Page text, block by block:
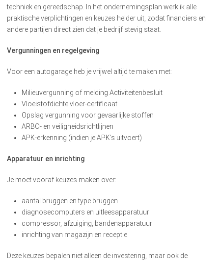
techniek en gereedschap. In het ondernemingsplan werk ik alle
praktische verplichtingen en keuzes helder uit, zodat financiers en
andere partijen direct zien dat je bedrijf stevig staat.
Vergunningen en regelgeving
Voor een autogarage heb je vrijwel altijd te maken met:
Milieuvergunning of melding Activiteitenbesluit
Vloeistofdichte vloer-certificaat
Opslag vergunning voor gevaarlijke stoffen
ARBO- en veiligheidsrichtlijnen
APK-erkenning (indien je APK’s uitvoert)
Apparatuur en inrichting
Je moet vooraf keuzes maken over:
aantal bruggen en type bruggen
diagnosecomputers en uitleesapparatuur
compressor, afzuiging, bandenapparatuur
inrichting van magazijn en receptie
Deze keuzes bepalen niet alleen de investering, maar ook de